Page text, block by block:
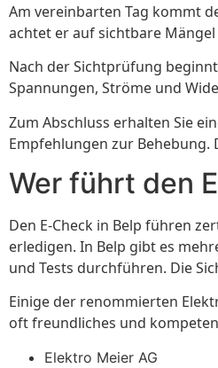
Am vereinbarten Tag kommt
achtet er auf sichtbare
Nach der Sichtprüfung
Spannungen, Ströme und
Zum Abschluss erhalten Sie
Empfehlungen zur Behebung.
Wer führt den
Den E-Check in Belp führen
erledigen. In Belp gibt es
und Tests durchführen. Die
Einige der renommierten
oft freundliches und
Elektro Meier AG